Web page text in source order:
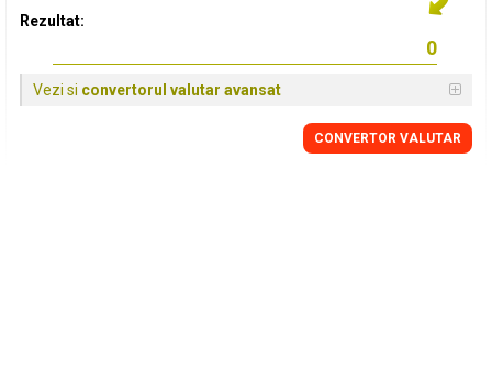
Rezultat:
Vezi si convertorul valutar avansat
CONVERTOR VALUTAR